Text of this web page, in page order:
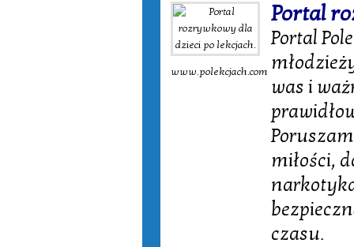
www.polekcjach.com
Portal
Portal
was i
miłości,
czasu.